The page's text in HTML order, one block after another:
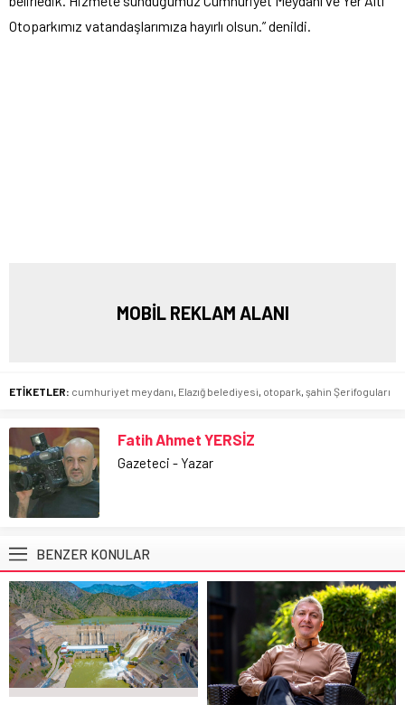
Otoparkımız vatandaşlarımıza hayırlı olsun.” denildi.
MOBİL REKLAM ALANI
ETİKETLER: cumhuriyet meydanı, Elazığ belediyesi, otopark, şahin Şerifoguları
Fatih Ahmet YERSİZ
Gazeteci - Yazar
BENZER KONULAR